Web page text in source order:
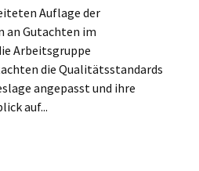
Auflage der
an Gutachten im
Arbeitsgruppe
die Qualitätsstandards
angepasst und ihre
auf...